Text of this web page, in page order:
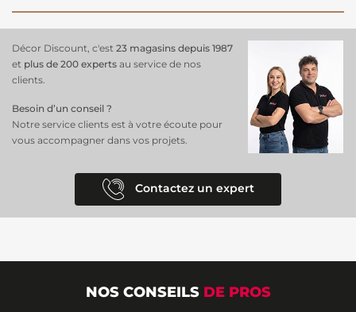
Décor Discount, c'est 23 magasins depuis 1987
et plus de 200 experts au service de nos
clients.
Besoin d’un conseil ?
Notre service clients est à votre écoute pour
vous accompagner dans vos projets.
Contactez un expert
NOS CONSEILS DE PROS